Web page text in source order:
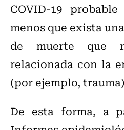
COVID-19
menos que exista
de muerte que
relacionada con la
(por ejemplo,
De esta forma, a